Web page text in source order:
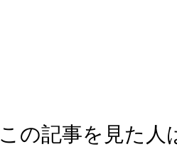
この記事を見た人